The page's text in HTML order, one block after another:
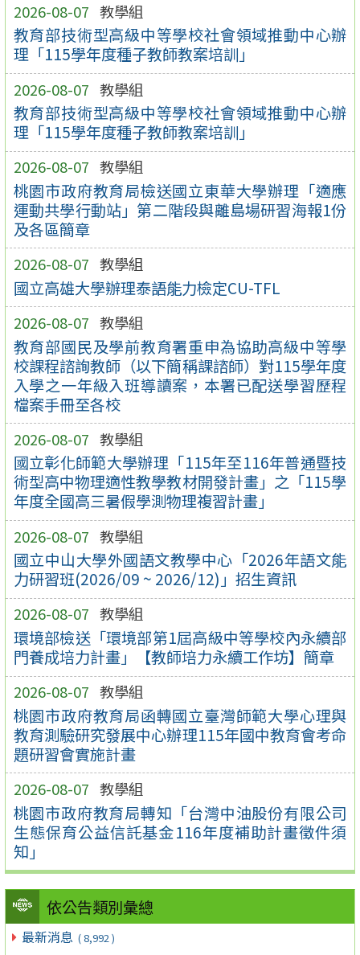
2026-08-07 教學組
教育部技術型高級中等學校社會領域推動中心辦
理「115學年度種子教師教案培訓」
2026-08-07 教學組
教育部技術型高級中等學校社會領域推動中心辦
理「115學年度種子教師教案培訓」
2026-08-07 教學組
桃園市政府教育局檢送國立東華大學辦理「適應
運動共學行動站」第二階段與離島場研習海報1份
及各區簡章
2026-08-07 教學組
國立高雄大學辦理泰語能力檢定CU-TFL
2026-08-07 教學組
教育部國民及學前教育署重申為協助高級中等學
校課程諮詢教師（以下簡稱課諮師）對115學年度
入學之一年級入班導讀案，本署已配送學習歷程
檔案手冊至各校
2026-08-07 教學組
國立彰化師範大學辦理「115年至116年普通暨技
術型高中物理適性教學教材開發計畫」之「115學
年度全國高三暑假學測物理複習計畫」
2026-08-07 教學組
國立中山大學外國語文教學中心「2026年語文能
力研習班(2026/09 ~ 2026/12)」招生資訊
2026-08-07 教學組
環境部檢送「環境部第1屆高級中等學校內永續部
門養成培力計畫」【教師培力永續工作坊】簡章
2026-08-07 教學組
桃園市政府教育局函轉國立臺灣師範大學心理與
教育測驗研究發展中心辦理115年國中教育會考命
題研習會實施計畫
2026-08-07 教學組
桃園市政府教育局轉知「台灣中油股份有限公司
生態保育公益信託基金116年度補助計畫徵件須
知」
依公告類別彙總
最新消息 ( 8,992 )